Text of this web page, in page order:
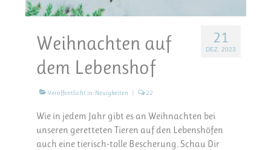
21
DEZ. 2023
Weihnachten auf
dem Lebenshof
Veröffentlicht in: Neuigkeiten | 22
Wie in jedem Jahr gibt es an Weihnachten bei
unseren geretteten Tieren auf den Lebenshöfen
auch eine tierisch-tolle Bescherung. Schau Dir